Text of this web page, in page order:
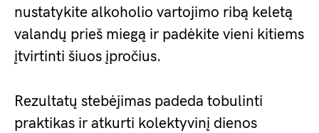
nustatykite alkoholio vartojimo ribą keletą
valandų prieš miegą ir padėkite vieni kitiems
įtvirtinti šiuos įpročius.
Rezultatų stebėjimas padeda tobulinti
praktikas ir atkurti kolektyvinį dienos